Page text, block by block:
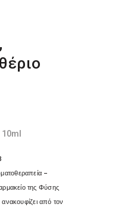
-
της Φύσης
ανακουφίζει από τον